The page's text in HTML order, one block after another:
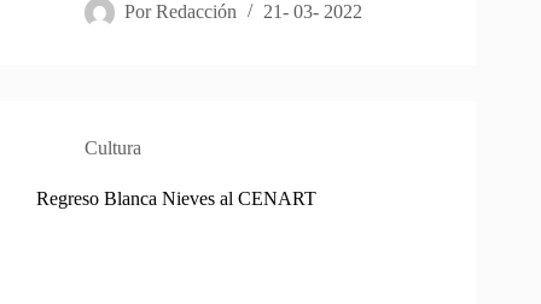
Por Redacción 21- 03- 2022
Cultura
Regreso Blanca Nieves al CENART